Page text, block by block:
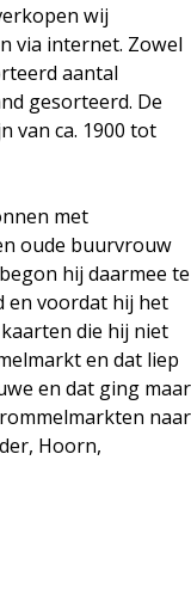
wij
via internet. Zowel
aantal
gesorteerd. De
van ca. 1900 tot
met
oude buurvrouw
hij daarmee te
en voordat hij het
die hij niet
en dat liep
en dat ging maar
naar
Hoorn,